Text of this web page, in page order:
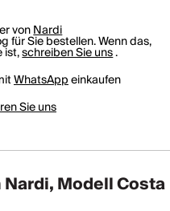
vonNardi
für Sie bestellen. Wenn das,
ist,schreiben Sie uns.
WhatsAppeinkaufen
Sie uns
Modell Costa